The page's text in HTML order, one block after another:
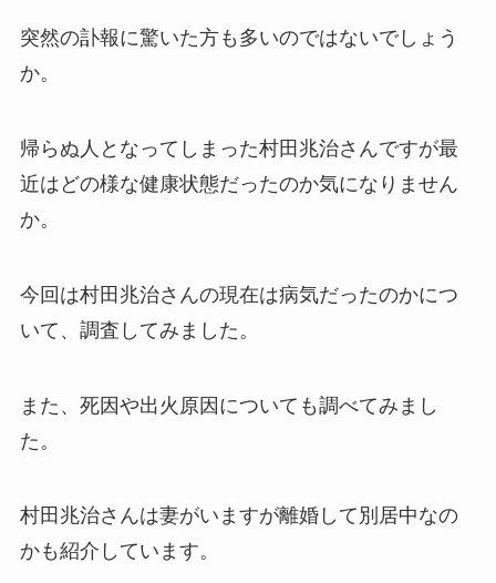
突然の訃報に驚いた方も多いのではないでしょう
か。
帰らぬ人となってしまった村田兆治さんですが最
近はどの様な健康状態だったのか気になりません
か。
今回は村田兆治さんの現在は病気だったのかにつ
いて、調査してみました。
また、死因や出火原因についても調べてみまし
た。
村田兆治さんは妻がいますが離婚して別居中なの
かも紹介しています。